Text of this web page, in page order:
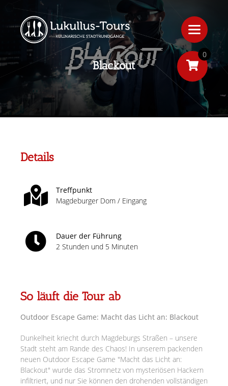
Blackout
Details
Treffpunkt
Magdeburger Dom / Eingang
Dauer der Führung
2 Stunden und 5 Minuten
So läuft die Tour ab
Outdoor Escape Game: Macht das Licht an: Blackout
Dunkelheit kriecht durch Magdeburgs Straßen – unsere
Stadt steht am Rande des Chaos! In unserem packenden
neuen Outdoor Escape Game "Macht das Licht an:
Blackout" wurde das Stromnetz von mysteriösen Hackern
infiltriert, und nur Sie können den drohenden vollständigen
0